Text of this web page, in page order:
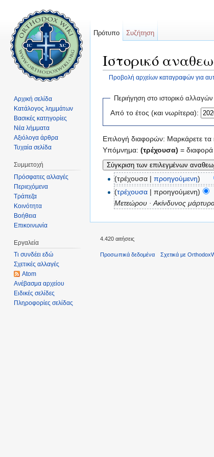
Ιστορικό
Προβολή αρχείων καταγραφών για
Περιήγηση στο ιστορικό αλλαγών
Από το έτος (και νωρίτερα):
Επιλογή διαφορών: Μαρκάρετε τα
Υπόμνημα: (τρέχουσα) = διαφορά
(τρέχουσα |προηγούμενη)
(τρέχουσα | προηγούμενη)
Μετεώρου · Ακίνδυνος
Πρότυπο Συζήτηση
Αρχική σελίδα
Κατάλογος λημμάτων
Βασικές κατηγορίες
Νέα λήμματα
Αξιόλογα άρθρα
Τυχαία σελίδα
Συμμετοχή
Πρόσφατες αλλαγές
Περιεχόμενα
Τράπεζα
Κοινότητα
Βοήθεια
Επικοινωνία
Εργαλεία
Τι συνδέει εδώ
Σχετικές αλλαγές
Atom
Ανέβασμα αρχείου
Ειδικές σελίδες
Πληροφορίες σελίδας
4.420 αιτήσεις
Προσωπικά δεδομένα Σχετικά με